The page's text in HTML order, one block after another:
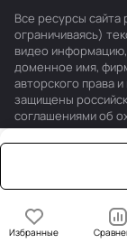
Избранные
Все ресурсы
ограничиваясь)
видео
доменное имя,
авторского права
защищены
соглашениями об